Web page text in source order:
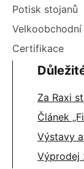
Potisk stojanů
Certifikace
Za Raxi
Článek
Výstavy
Výprodej